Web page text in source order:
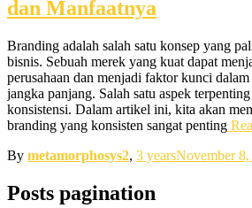
dan Manfaatnya
Branding adalah salah satu konsep yang
bisnis. Sebuah merek yang kuat dapat
perusahaan dan menjadi faktor kunci dalam
jangka panjang. Salah satu aspek
konsistensi. Dalam artikel ini, kita akan
branding yang konsisten sangat penting
By metamorphosys2, 3 yearsNovember
Posts pagination